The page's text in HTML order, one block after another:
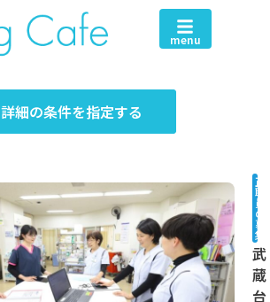
menu
詳細の条件を指定する
正
職
員
の
募
集
武
蔵
台